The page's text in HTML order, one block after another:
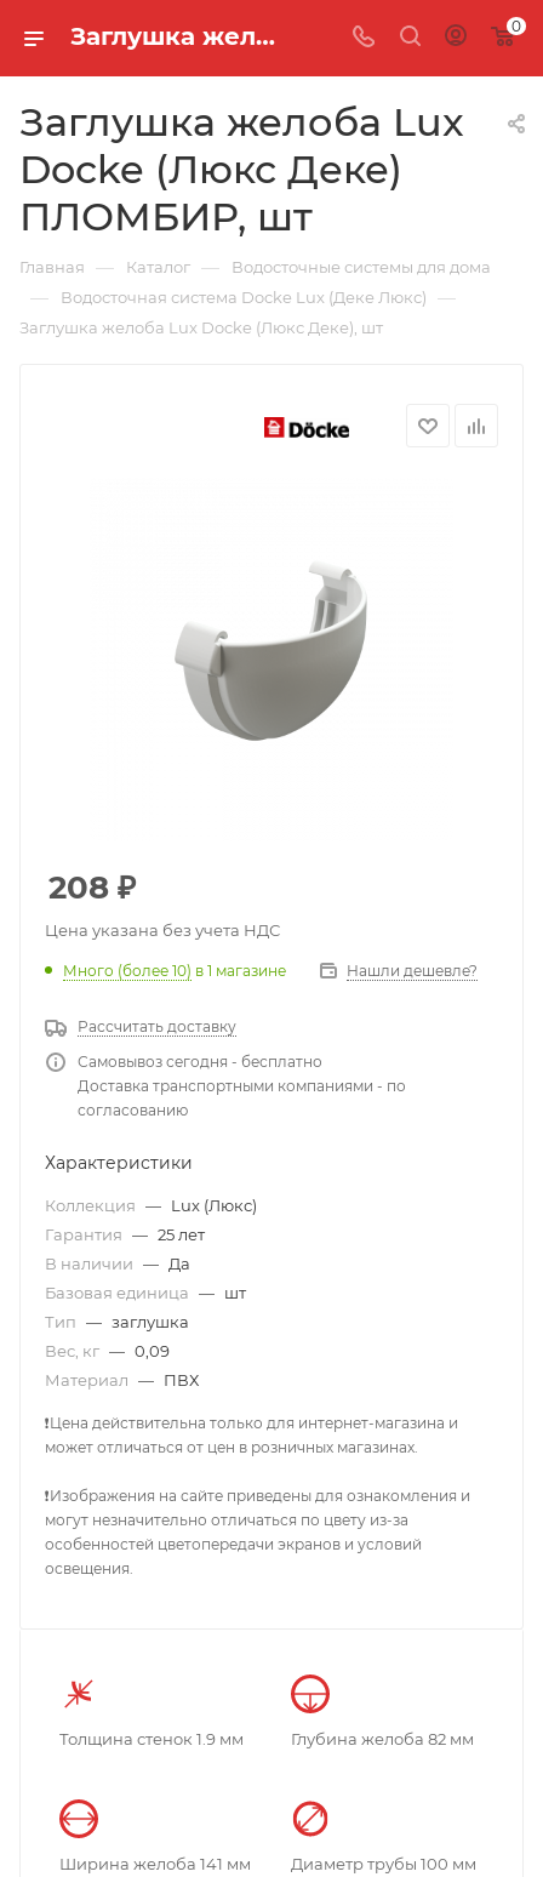
Заглушка желоба Lux Docke (Люкс Деке) ПЛОМБИР, шт 0
Заглушка желоба Lux
Docke (Люкс Деке)
ПЛОМБИР, шт
Главная — Каталог — Водосточные системы для дома
— Водосточная система Docke Lux (Деке Люкс) —
Заглушка желоба Lux Docke (Люкс Деке), шт
208 ₽
Цена указана без учета НДС
Много (более 10) в 1 магазине Нашли дешевле?
Рассчитать доставку
Самовывоз сегодня - бесплатно
Доставка транспортными компаниями - по
согласованию
Характеристики
Коллекция — Lux (Люкс)
Гарантия — 25 лет
В наличии — Да
Базовая единица — шт
Тип — заглушка
Вес, кг — 0,09
Материал — ПВХ
❗Цена действительна только для интернет-магазина и
может отличаться от цен в розничных магазинах.
❗Изображения на сайте приведены для ознакомления и
могут незначительно отличаться по цвету из-за
особенностей цветопередачи экранов и условий
освещения.
Толщина стенок 1.9 мм Глубина желоба 82 мм
Ширина желоба 141 мм Диаметр трубы 100 мм